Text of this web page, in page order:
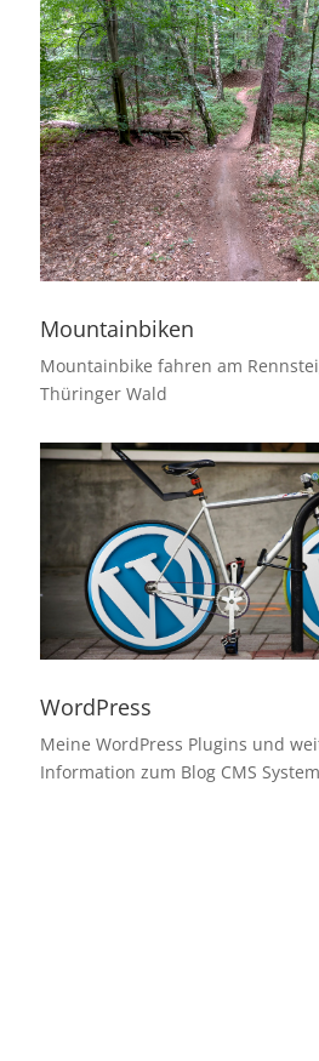
Mountainbiken
Mountainbike fahren am
Thüringer Wald
WordPress
Meine WordPress Plugins und
Information zum Blog CMS System